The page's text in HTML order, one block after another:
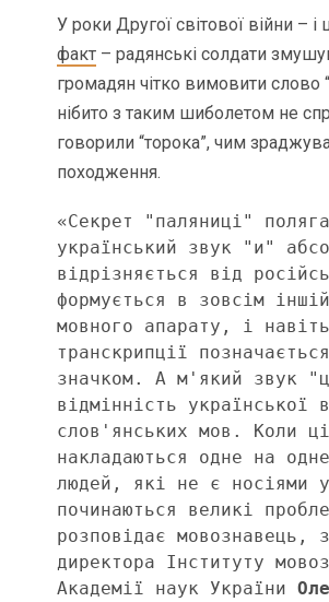
У роки Другої світової війни – і
факт – радянські солдати
громадян чітко вимовити слово
нібито з таким шиболетом не
говорили “торока”, чим
походження.
«Секрет "паляниці"
український звук "и"
відрізняється від
формується в зовсім
мовного апарату, і
транскрипції
значком. А м'який звук
відмінність української
слов'янських мов. Коли
накладаються одне на
людей, які не є носіями
починаються великі
розповідає мовознавець,
директора Інституту
Академії наук України